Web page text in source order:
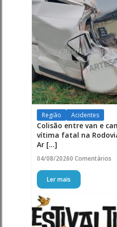
Região Acidentes
Colisão entre van e
vítima fatal na
Ar [...]
04/08/20260 Comentários
Ler mais